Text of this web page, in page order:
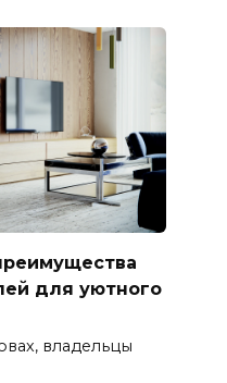
для уютного
владельцы